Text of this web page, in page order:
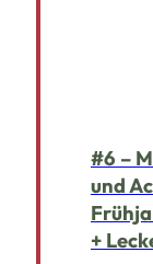
#6 –
und
+